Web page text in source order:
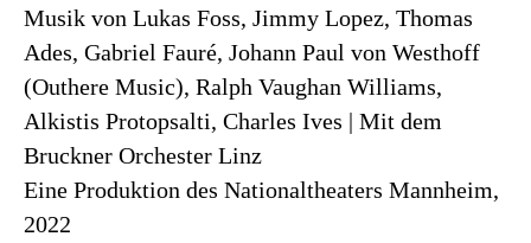
Musik von Lukas Foss, Jimmy Lopez, Thomas
Ades, Gabriel Fauré, Johann Paul von Westhoff
(Outhere Music), Ralph Vaughan Williams,
Alkistis Protopsalti, Charles Ives | Mit dem
Bruckner Orchester Linz
Eine Produktion des Nationaltheaters Mannheim,
2022